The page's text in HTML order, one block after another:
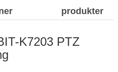
produkter
K7203 PTZ